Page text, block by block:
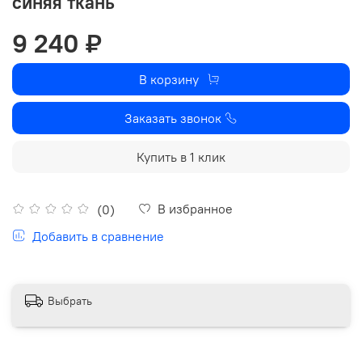
(0)
В избранное
Добавить в сравнение
9 240 ₽
В корзину
Заказать звонок
Купить в 1 клик
Выбрать